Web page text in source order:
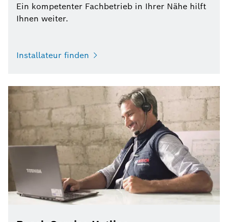
Ein kompetenter Fachbetrieb in Ihrer Nähe hilft
Ihnen weiter.
Installateur finden